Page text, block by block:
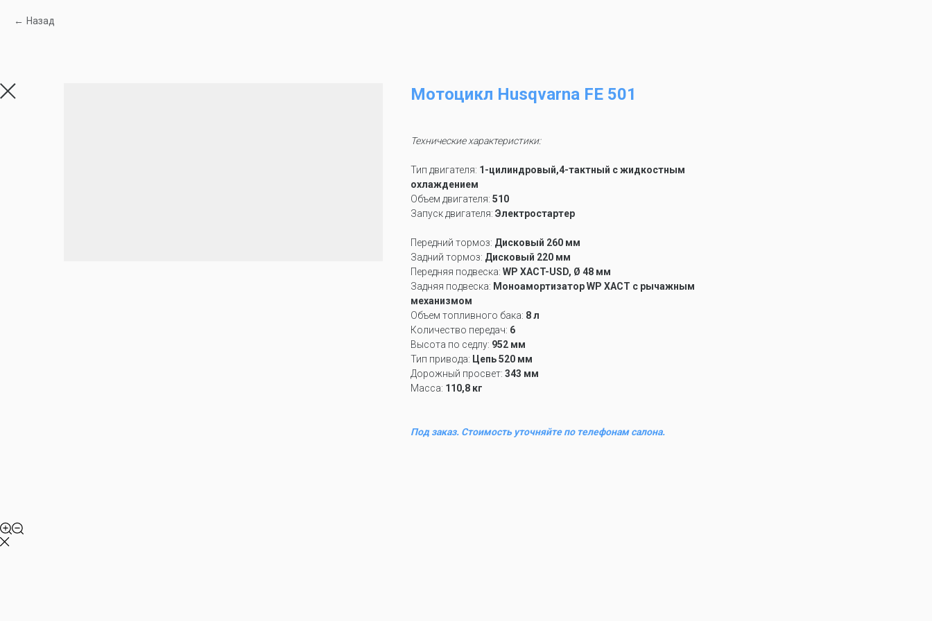
Назад
Мотоцикл Husqvarna FE 501
Технические характеристики:
Тип двигателя: 1-цилиндровый,4-тактный с жидкостным
охлаждением
Объем двигателя: 510
Запуск двигателя: Электростартер
Передний тормоз: Дисковый 260 мм
Задний тормоз: Дисковый 220 мм
Передняя подвеска: WP XACT-USD, Ø 48 мм
Задняя подвеска: Моноамортизатор WP XACT с рычажным
механизмом
Объем топливного бака: 8 л
Количество передач: 6
Высота по седлу: 952 мм
Тип привода: Цепь 520 мм
Дорожный просвет: 343 мм
Масса: 110,8 кг
Под заказ. Стоимость уточняйте по телефонам салона.